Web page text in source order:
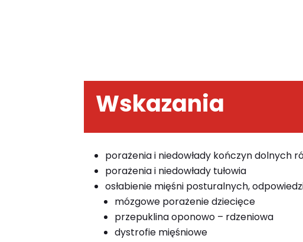
Wskazania
porażenia i niedowłady kończyn dolnych
porażenia i niedowłady tułowia
osłabienie mięśni posturalnych,
mózgowe porażenie dziecięce
przepuklina oponowo – rdzeniowa
dystrofie mięśniowe